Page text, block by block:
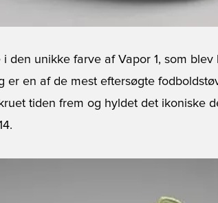
den unikke farve af Vapor 1, som
er en af de mest eftersøgte
tiden frem og hyldet det ikoniske